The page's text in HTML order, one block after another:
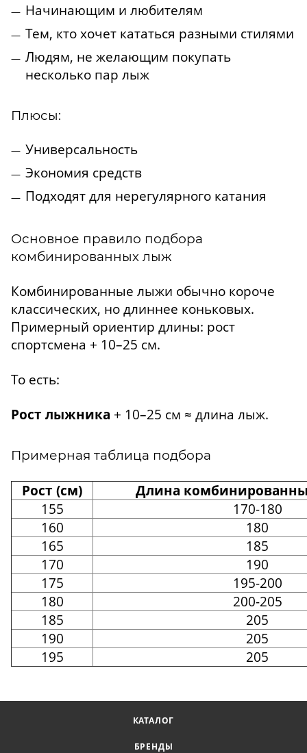
Начинающим и любителям
Тем, кто хочет кататься разными стилями
Людям, не желающим покупать
несколько пар лыж
Плюсы:
Универсальность
Экономия средств
Подходят для нерегулярного катания
Основное правило подбора
комбинированных лыж
Комбинированные лыжи обычно короче
классических, но длиннее коньковых.
Примерный ориентир длины: рост
спортсмена + 10–25 см.
То есть:
Рост лыжника + 10–25 см ≈ длина лыж.
Примерная таблица подбора
Рост (см)
Длина
155
170-180
160
180
165
185
170
190
175
195-200
180
200-205
185
205
190
205
195
205
КАТАЛОГ
БРЕНДЫ